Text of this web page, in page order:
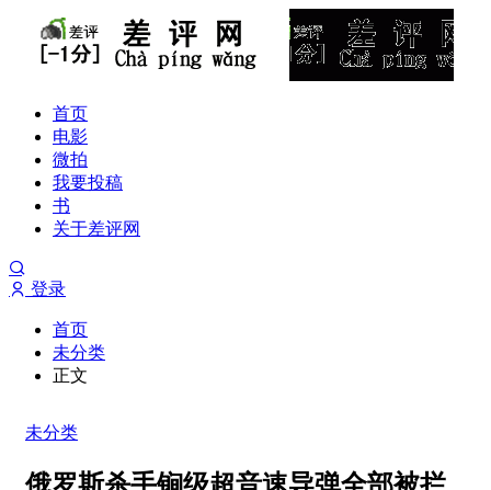
首页
电影
微拍
我要投稿
书
关于差评网
登录
首页
未分类
正文
未分类